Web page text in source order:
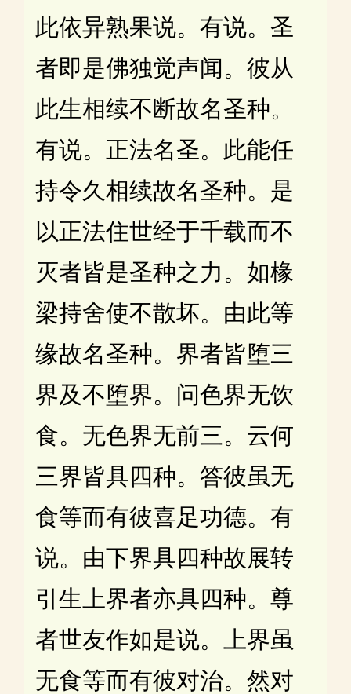
此依异熟果说。有说。圣
者即是佛独觉声闻。彼从
此生相续不断故名圣种。
有说。正法名圣。此能任
持令久相续故名圣种。是
以正法住世经于千载而不
灭者皆是圣种之力。如椽
梁持舍使不散坏。由此等
缘故名圣种。界者皆堕三
界及不堕界。问色界无饮
食。无色界无前三。云何
三界皆具四种。答彼虽无
食等而有彼喜足功德。有
说。由下界具四种故展转
引生上界者亦具四种。尊
者世友作如是说。上界虽
无食等而有彼对治。然对